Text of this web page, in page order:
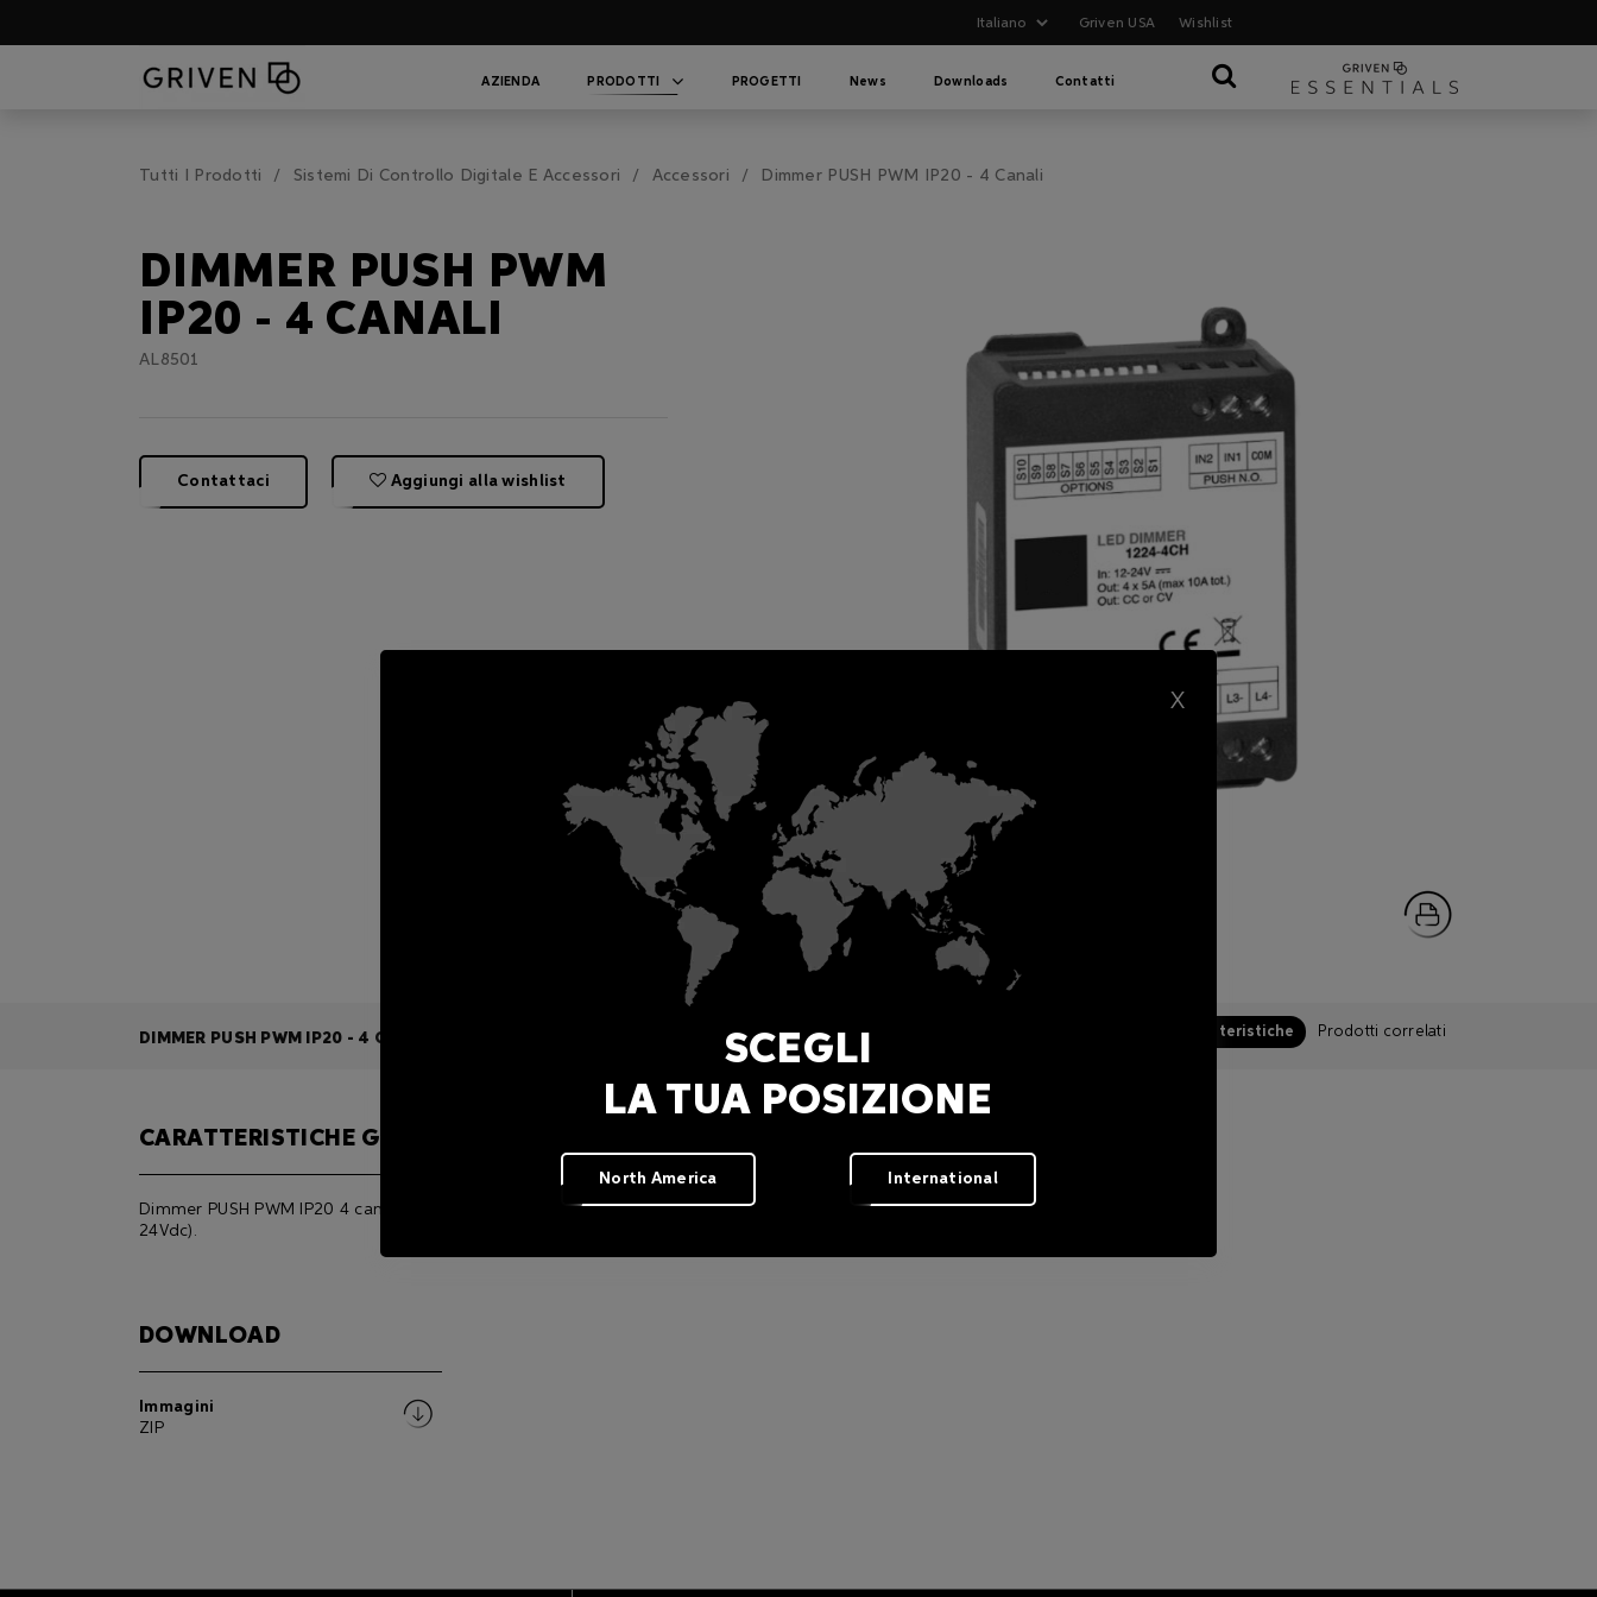
Griven USA Wishlist
AZIENDA PRODOTTI PROGETTI News Downloads Contatti
Tutti I Prodotti Sistemi Di Controllo Digitale E Accessori Accessori Dimmer PUSH PWM IP20 - 4 Canali
DIMMER PUSH PWM
IP20 - 4 CANALI
AL8501
Contattaci Aggiungi alla wishlist
DIMMER PUSH PWM IP20 - 4 CANALI Caratteristiche Prodotti correlati
CARATTERISTICHE GENERALI
Dimmer PUSH PWM IP20 4 canali -5A MAX 10A (12-
24Vdc).
DOWNLOAD
Immagini
ZIP
X
SCEGLI
LA TUA POSIZIONE
North America International